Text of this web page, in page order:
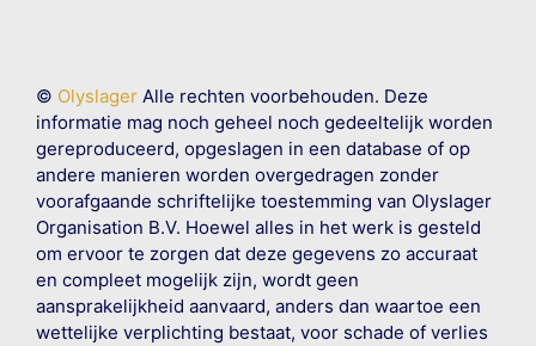
© OlyslagerAlle rechten voorbehouden. Deze
informatie mag noch geheel noch gedeeltelijk worden
gereproduceerd, opgeslagen in een database of op
andere manieren worden overgedragen zonder
voorafgaande schriftelijke toestemming van Olyslager
Organisation B.V. Hoewel alles in het werk is gesteld
om ervoor te zorgen dat deze gegevens zo accuraat
en compleet mogelijk zijn, wordt geen
aansprakelijkheid aanvaard, anders dan waartoe een
wettelijke verplichting bestaat, voor schade of verlies